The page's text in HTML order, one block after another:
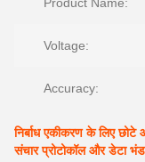
Voltage:
Accuracy:
निर्बाध एकीकरण के लिए
संचार प्रोटोकॉल और डेटा